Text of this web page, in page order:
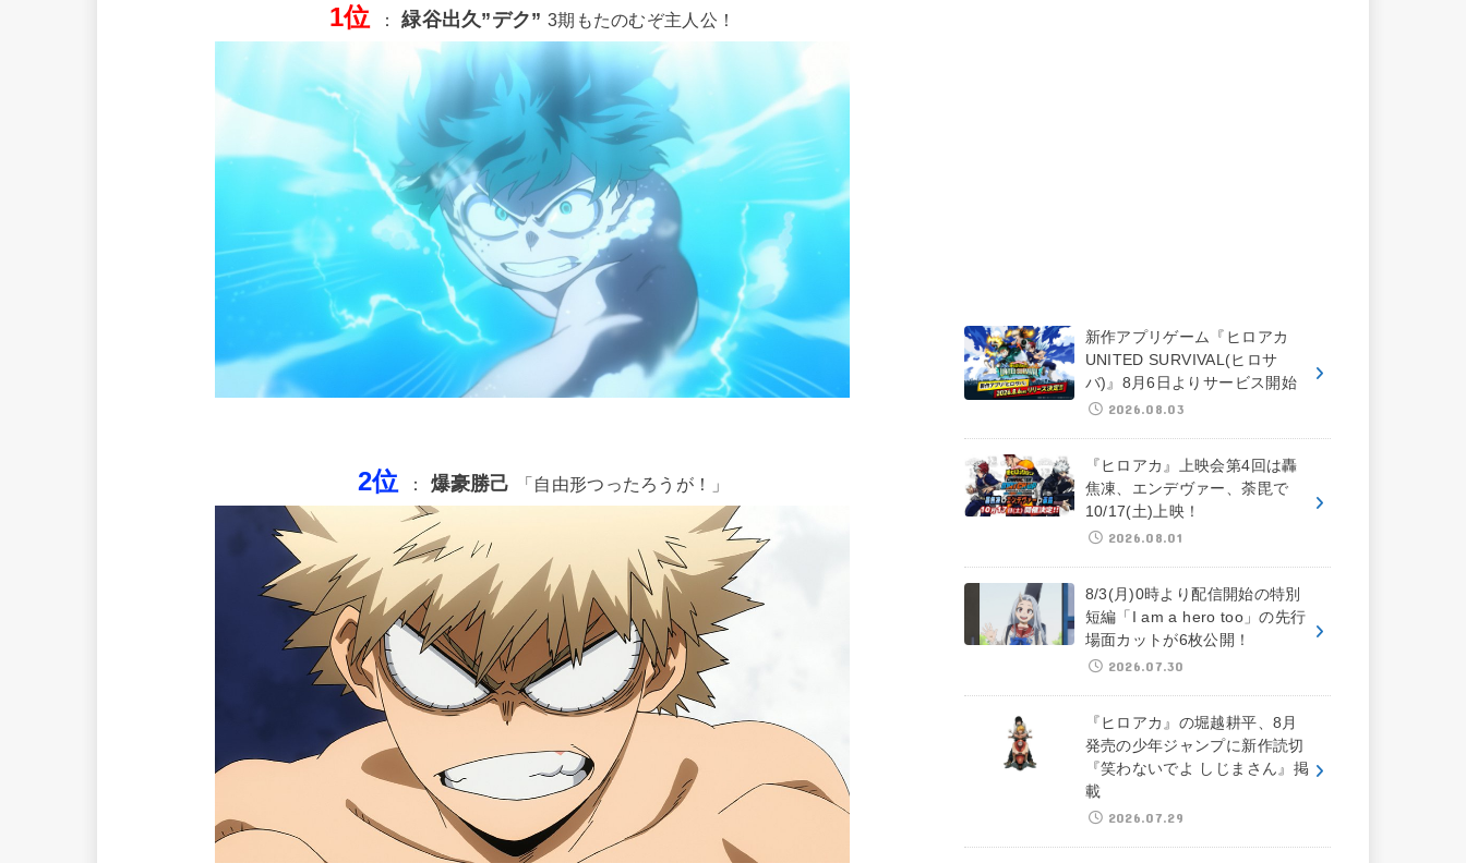
1位 ： 緑谷出久”デク” 3期もたのむぞ主人公！
2位 ： 爆豪勝己 「自由形つったろうが！」
新作アプリゲーム『ヒロアカ
UNITED SURVIVAL(ヒロサ
バ)』8月6日よりサービス開始
2026.08.03
『ヒロアカ』上映会第4回は轟
焦凍、エンデヴァー、荼毘で
10/17(土)上映！
2026.08.01
8/3(月)0時より配信開始の特別
短編「I am a hero too」の先行
場面カットが6枚公開！
2026.07.30
『ヒロアカ』の堀越耕平、8月
発売の少年ジャンプに新作読切
『笑わないでよ しじまさん』掲
載
2026.07.29